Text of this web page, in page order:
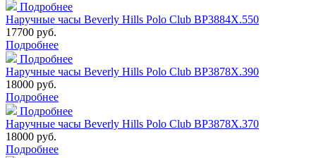
Подробнее
Наручные часы Beverly Hills Polo Club BP3884X.550
17700 руб.
Подробнее
Подробнее
Наручные часы Beverly Hills Polo Club BP3878X.390
18000 руб.
Подробнее
Подробнее
Наручные часы Beverly Hills Polo Club BP3878X.370
18000 руб.
Подробнее